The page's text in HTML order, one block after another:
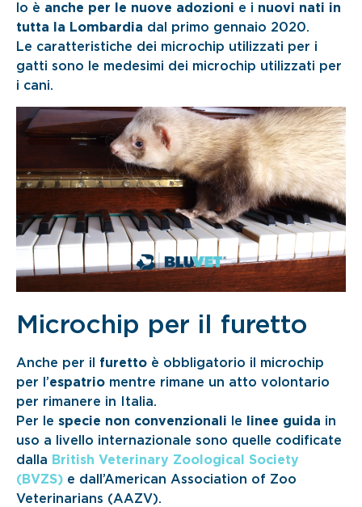
lo è anche per le nuove adozioni e i nuovi nati in
tutta la Lombardia dal primo gennaio 2020.
Le caratteristiche dei microchip utilizzati per i
gatti sono le medesimi dei microchip utilizzati per
i cani.
Microchip per il furetto
Anche per il furetto è obbligatorio il microchip
per l’espatrio mentre rimane un atto volontario
per rimanere in Italia.
Per le specie non convenzionali le linee guida in
uso a livello internazionale sono quelle codificate
dalla British Veterinary Zoological Society
(BVZS) e dall’American Association of Zoo
Veterinarians (AAZV).